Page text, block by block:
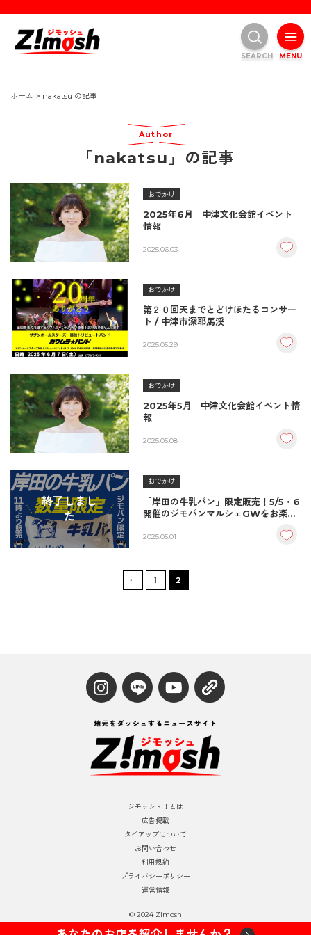
ホーム > nakatsu の記事
Author
「nakatsu」の記事
おでかけ
2025年6月 中津文化会館イベント
情報
2025.06.03
おでかけ
第２０回天までとどけほたるコンサー
ト / 中津市深耶馬渓
2025.05.29
おでかけ
2025年5月 中津文化会館イベント情
報
2025.05.08
終了しまし
た
おでかけ
「岸田の牛乳パン」限定販売！5/5・6
開催のジモパンマルシェGWをお楽し
2025.05.01
← 1 2
ジモッシュ！とは
広告掲載
タイアップについて
お問い合わせ
利用規約
プライバシーポリシー
運営情報
© 2024 Zimosh
MENU
SEARCH